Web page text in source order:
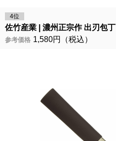
4位
佐竹産業 濃州正宗作 出刃包丁
参考価格 1,580円（税込）